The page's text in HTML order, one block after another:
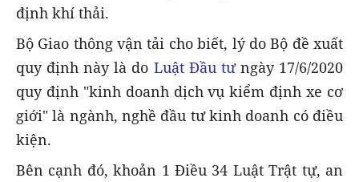
định khí thải.
Bộ Giao thông vận tải cho biết, lý do Bộ đề xuất
quy định này là do Luật Đầu tưngày 17/6/2020
quy định "kinh doanh dịch vụ kiểm định xe cơ
giới" là ngành, nghề đầu tư kinh doanh có điều
kiện.
Bên cạnh đó, khoản 1 Điều 34 Luật Trật tự, an